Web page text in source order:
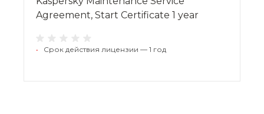
Agreement, Start Certificate 1 year
• Срок действия лицензии — 1 год